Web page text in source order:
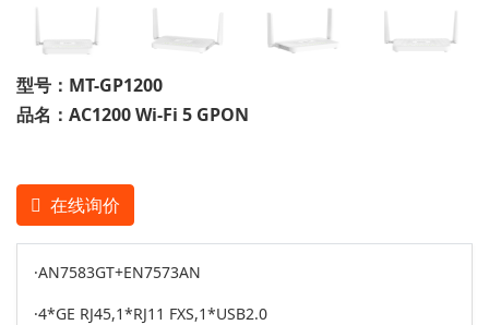
型号：MT-GP1200
品名：AC1200 Wi-Fi 5 GPON
在线询价
·AN7583GT+EN7573AN
·4*GE RJ45,1*RJ11 FXS,1*USB2.0